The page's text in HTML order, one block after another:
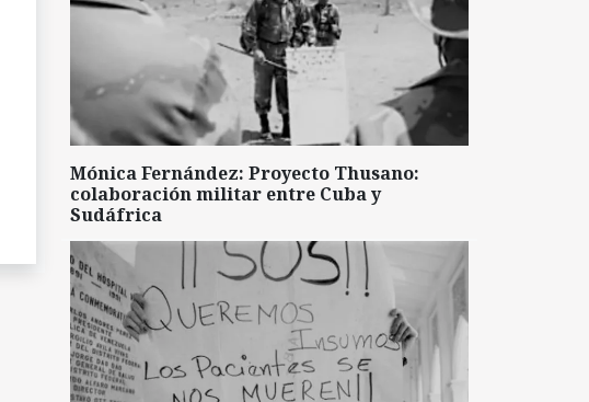
Mónica Fernández: Proyecto Thusano:
colaboración militar entre Cuba y
Sudáfrica